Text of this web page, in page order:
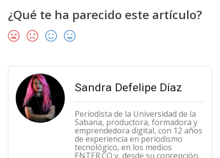
¿Qué te ha parecido este artículo?
Sandra Defelipe Díaz
Periodista de la Universidad de la
Sabana, productora, formadora y
emprendedora digital, con 12 años
de experiencia en periodismo
tecnológico, en los medios
ENTER.CO y, desde su concepción,